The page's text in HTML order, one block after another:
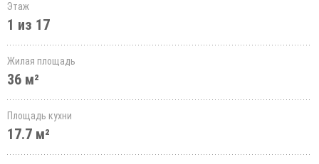
Этаж
1 из 17
Жилая площадь
36 м²
Площадь кухни
17.7 м²